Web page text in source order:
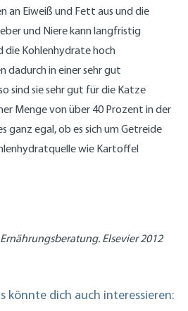
an Eiweiß und Fett aus und die
und Niere kann langfristig
Kohlenhydrate hoch
dadurch in einer sehr gut
sind sie sehr gut für die Katze
Menge von über 40 Prozent in der
ganz egal, ob es sich um Getreide
wie Kartoffel
Elsevier 2012
könnte dich auch interessieren: